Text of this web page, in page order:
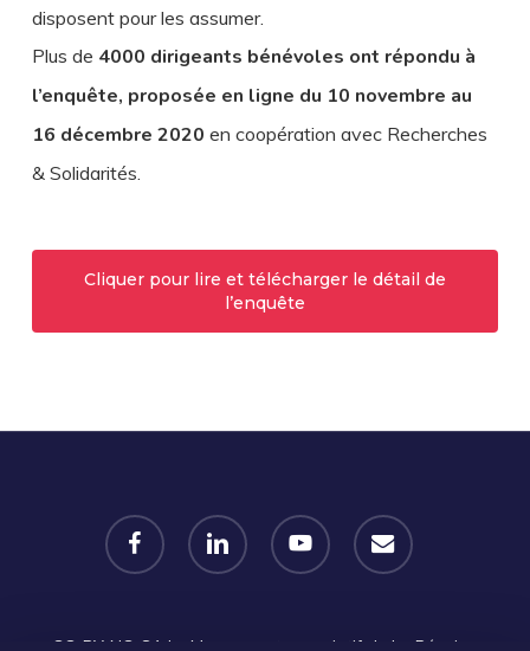
disposent pour les assumer.
Plus de 4000 dirigeants bénévoles ont répondu à
l’enquête, proposée en ligne du 10 novembre au
16 décembre 2020 en coopération avec Recherches
& Solidarités.
Cliquer pour lire et télécharger le détail de
l’enquête
facebook linkedin youtube email
CC-BY-NC-SA Le Mouvement associatif de La Réunion